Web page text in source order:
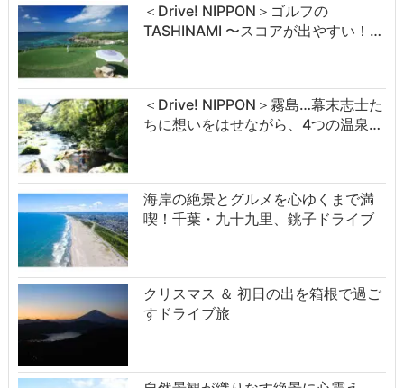
＜Drive! NIPPON＞ゴルフの
TASHINAMI 〜スコアが出やすい！…
＜Drive! NIPPON＞霧島…幕末志士た
ちに想いをはせながら、4つの温泉…
海岸の絶景とグルメを心ゆくまで満
喫！千葉・九十九里、銚子ドライブ
クリスマス ＆ 初日の出を箱根で過ご
すドライブ旅